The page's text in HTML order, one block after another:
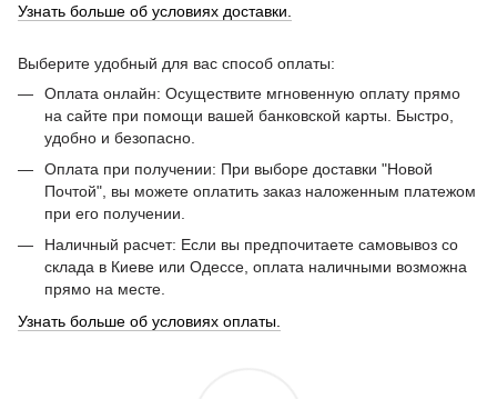
Узнать больше об условиях доставки.
Выберите удобный для вас способ оплаты:
Оплата онлайн: Осуществите мгновенную оплату прямо
на сайте при помощи вашей банковской карты. Быстро,
удобно и безопасно.
Оплата при получении: При выборе доставки "Новой
Почтой", вы можете оплатить заказ наложенным платежом
при его получении.
Наличный расчет: Если вы предпочитаете самовывоз со
склада в Киеве или Одессе, оплата наличными возможна
прямо на месте.
Узнать больше об условиях оплаты.